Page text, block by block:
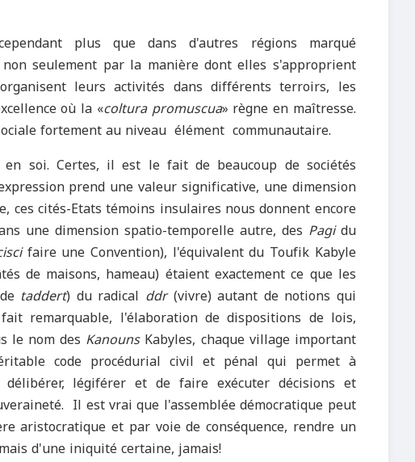
plus que dans d'autres régions marqué
seulement par la manière dont elles s'approprient
leurs activités dans différents terroirs, les
où la «coltura promuscua» règne en maîtresse.
fortement au niveau élément communautaire.
soi. Certes, il est le fait de beaucoup de sociétés
prend une valeur significative, une dimension
ces cités-Etats témoins insulaires nous donnent encore
une dimension spatio-temporelle autre, des Pagidu
faire une Convention), l'équivalent du Toufik Kabyle
de maisons, hameau) étaient exactement ce que les
taddert) du radical ddr(vivre) autant de notions qui
remarquable, l'élaboration de dispositions de lois,
le nom des KanounsKabyles, chaque village important
code procédurial civil et pénal qui permet à
légiférer et de faire exécuter décisions et
Il est vrai que l'assemblée démocratique peut
aristocratique et par voie de conséquence, rendre un
d'une iniquité certaine, jamais!